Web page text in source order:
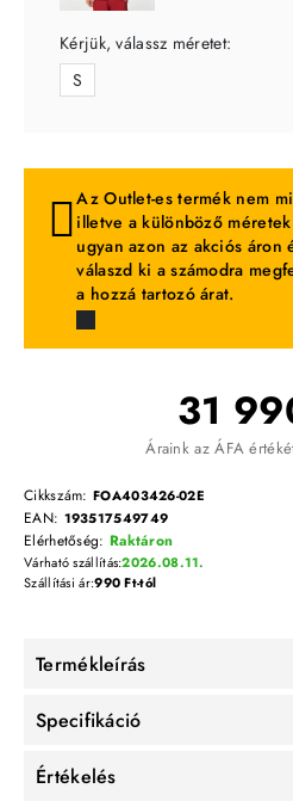
31
Áraink az ÁFA
Cikkszám: FOA403426-02E
EAN: 193517549749
Elérhetőség: Raktáron
Várható szállítás:2026.08.11.
Szállítási ár:990 Ft-tól
Kérjük, válassz méretet:
S
Az Outlet-es termék nem
illetve a különböző
ugyan azon az akciós
válaszd ki a számodra
a hozzá tartozó árat.
Termékleírás
Specifikáció
Értékelés